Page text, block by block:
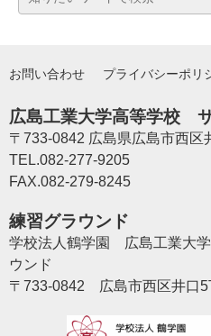
お問い合わせ プライバシーポリ
広島工業大学高等学校
〒733-0842 広島県広島市西区
TEL.082-277-9205
FAX.082-279-8245
練習グラウンド
学校法人鶴学園 広島工業大
ウンド
〒733-0842 広島市西区井口5